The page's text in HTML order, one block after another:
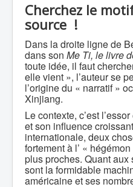
Cherchez le
source !
Dans la droite ligne de
dans son Me Ti, le livre
toute idée, il faut
elle vient », l’auteur se
l’origine du « narratif »
Xinjiang.
Le contexte, c’est
et son influence
internationale, deux
fortement à l’ «
plus proches. Quant aux
sont la formidable
américaine et ses